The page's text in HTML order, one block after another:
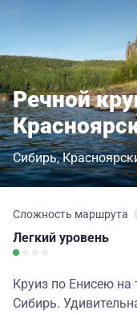
Речной
Сибирь
Сложность маршрута
Легкий уровень
Круиз по Енисею на
Сибирь.